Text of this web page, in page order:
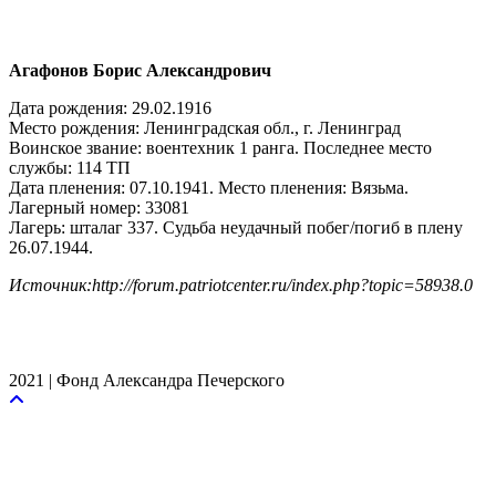
Агафонов Борис Александрович
Дата рождения: 29.02.1916
Место рождения: Ленинградская обл., г. Ленинград
Воинское звание: воентехник 1 ранга. Последнее место
службы: 114 ТП
Дата пленения: 07.10.1941. Место пленения: Вязьма.
Лагерный номер: 33081
Лагерь: шталаг 337. Судьба неудачный побег/погиб в плену
26.07.1944.
Источник:http://forum.patriotcenter.ru/index.php?topic=58938.0
2021 | Фонд Александра Печерского